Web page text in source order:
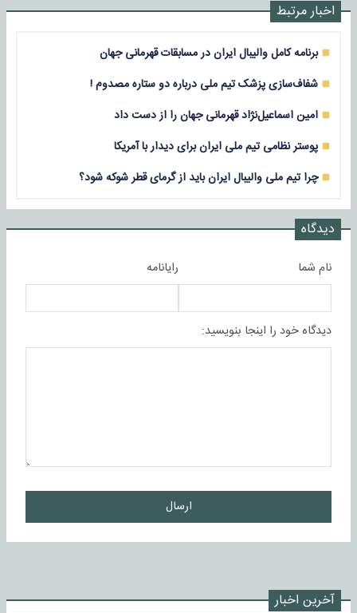
اخبار مرتبط
برنامه کامل والیبال ایران در مسابقات قهرمانی جهان
شفاف‌سازی پزشک تیم ملی درباره دو ستاره مصدوم !
امین اسماعیل‌نژاد قهرمانی جهان را از دست داد
پوستر نظامی تیم ملی ایران برای دیدار با آمریکا
چرا تیم ملی والیبال ایران باید از گرمای قطر شوکه شود؟
دیدگاه
نام شما رایانامه
دیدگاه خود را اینجا بنویسید:
ارسال
آخرین اخبار